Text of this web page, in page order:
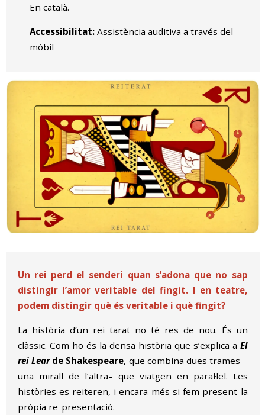
En català.
Accessibilitat:Assistència auditiva a través del
mòbil
Un rei perd el senderi quan s’adona que no sap
distingir l’amor veritable del fingit. I en teatre,
podem distingir què és veritable i què fingit?
La història d’un rei tarat no té res de nou. És un
clàssic. Com ho és la densa història que s’explica a El
rei Lear de Shakespeare, que combina dues trames –
una mirall de l’altra– que viatgen en paral·lel. Les
històries es reiteren, i encara més si fem present la
pròpia re-presentació.